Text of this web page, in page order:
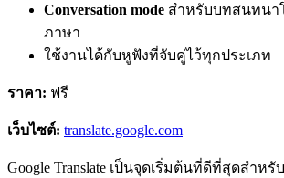
Conversation mode สำหรับบทสนทนา
ภาษา
ใช้งานได้กับหูฟังที่จับคู่ไว้ทุกประเภท
ราคา: ฟรี
เว็บไซต์: translate.google.com
Google Translate เป็นจุดเริ่มต้นที่ดีที่สุดสำห